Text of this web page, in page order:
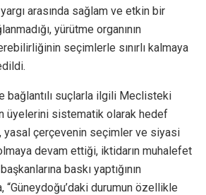
arasında sağlam ve etkin bir
yürütme organının
seçimlerle sınırlı kalmaya
bağlantılı suçlarla ilgili Meclisteki
üyelerini sistematik olarak hedef
yasal çerçevenin seçimler ve siyasi
devam ettiği, iktidarın muhalefet
baskı yaptığının
“Güneydoğu’daki durumun özellikle